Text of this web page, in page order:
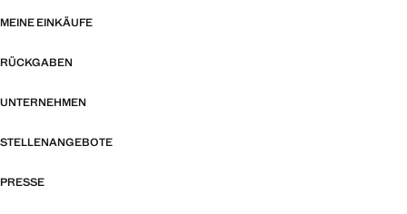
MEINE EINKÄUFE
RÜCKGABEN
UNTERNEHMEN
STELLENANGEBOTE
PRESSE